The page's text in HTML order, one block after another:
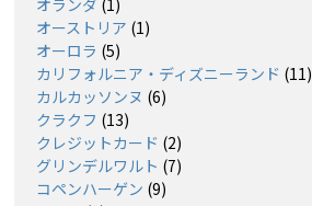
オランダ (1)
オーストリア (1)
オーロラ (5)
カリフォルニア・ディズニーランド (11)
カルカッソンヌ (6)
クラクフ (13)
クレジットカード (2)
グリンデルワルト (7)
コペンハーゲン (9)